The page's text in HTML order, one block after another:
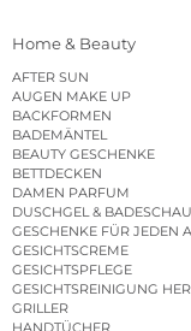
Home & Beauty
AFTER SUN
AUGEN MAKE UP
BACKFORMEN
BADEMÄNTEL
BEAUTY GESCHENKE
BETTDECKEN
DAMEN PARFUM
DUSCHGEL &
GESCHENKE FÜR JEDEN
GESICHTSCREME
GESICHTSPFLEGE
GESICHTSREINIGUNG
GRILLER
HANDTÜCHER